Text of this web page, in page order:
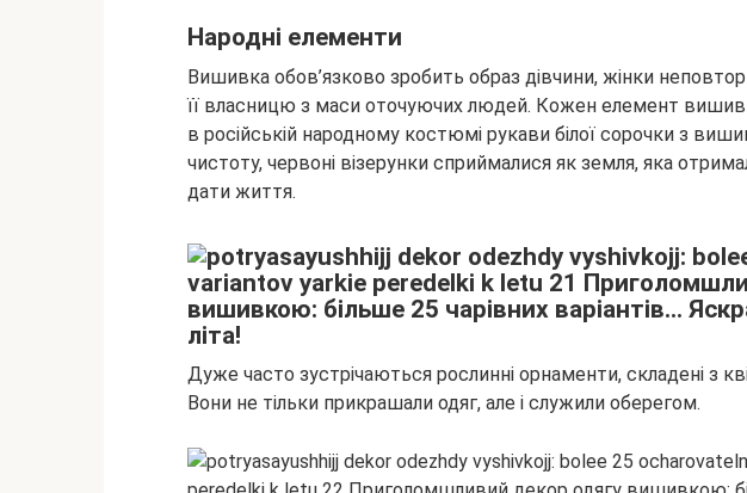
Народні елементи
Вишивка обов’язково зробить образ дівчини, жінки
її власницю з маси оточуючих людей. Кожен елемент
в російській народному костюмі рукави білої сорочки з
чистоту, червоні візерунки сприймалися як земля, яка
дати життя.
Дуже часто зустрічаються рослинні орнаменти, складені з
Вони не тільки прикрашали одяг, але і служили оберегом.